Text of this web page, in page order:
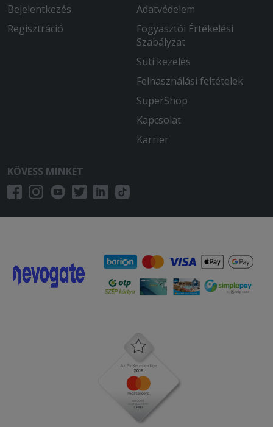
Bejelentkezés
Regisztráció
Adatvédelem
Fogyasztói Értékelési
Szabályzat
Süti kezelés
Felhasználási feltételek
SuperShop
Kapcsolat
Karrier
KÖVESS MINKET